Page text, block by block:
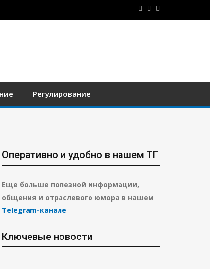
Регулирование
Оперативно и удобно в нашем ТГ
Еще больше полезной информации,
общения и отраслевого юмора в нашем
Telegram-канале
Ключевые новости